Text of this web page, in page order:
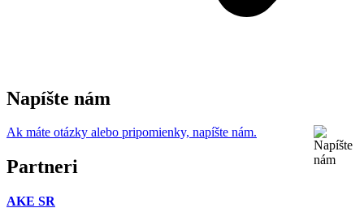
Napíšte nám
Ak máte otázky alebo pripomienky, napíšte nám.
Partneri
AKE SR